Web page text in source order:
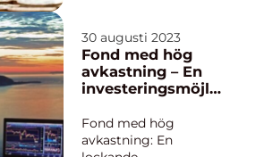
och kunna dra nytta
av det. I denna artikel
kommer vi att ge en
grundlig översikt över
betydelse, presentera
olika typer av...
30 augusti 2023
Fond med hög
avkastning – En
investeringsmöjli
privatpersoner
Fond med hög
avkastning: En